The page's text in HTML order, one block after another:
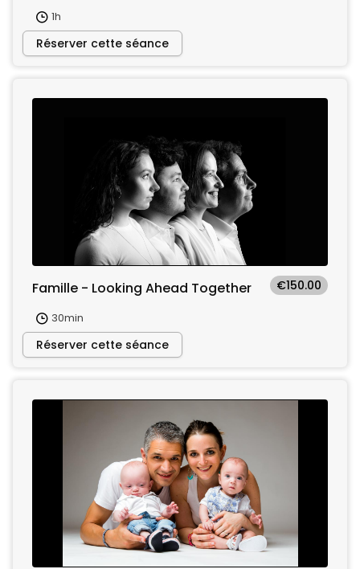
1h
Réserver cette séance
Famille - Looking Ahead Together €150.00
30min
Réserver cette séance